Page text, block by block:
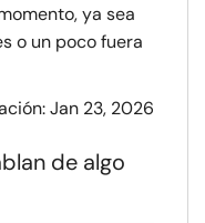
ya sea
o un poco fuera
Jan 23, 2026
de algo